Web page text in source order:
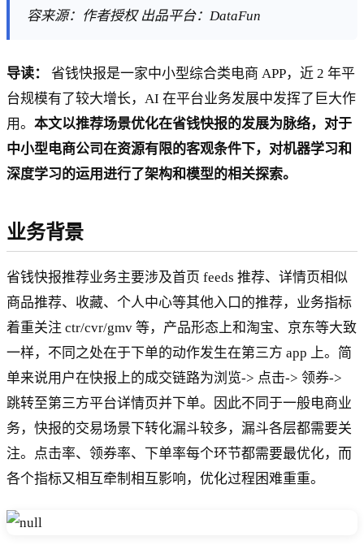
容来源：作者授权 出品平台：DataFun
导读：
省钱快报是一家中小型综合类电商 APP，近 2 年平
台规模有了较大增长，AI 在平台业务发展中发挥了巨大作
用。 本文以推荐场景优化在省钱快报的发展为脉络，对于
中小型电商公司在资源有限的客观条件下，对机器学习和
深度学习的运用进行了架构和模型的相关探索。
业务背景
省钱快报推荐业务主要涉及首页 feeds 推荐、详情页相似
商品推荐、收藏、个人中心等其他入口的推荐，业务指标
着重关注 ctr/cvr/gmv 等，产品形态上和淘宝、京东等大致
一样，不同之处在于下单的动作发生在第三方 app 上。简
单来说用户在快报上的成交链路为浏览-> 点击-> 领券->
跳转至第三方平台详情页并下单。因此不同于一般电商业
务，快报的交易场景下转化漏斗较多，漏斗各层都需要关
注。点击率、领券率、下单率每个环节都需要最优化，而
各个指标又相互牵制相互影响，优化过程困难重重。